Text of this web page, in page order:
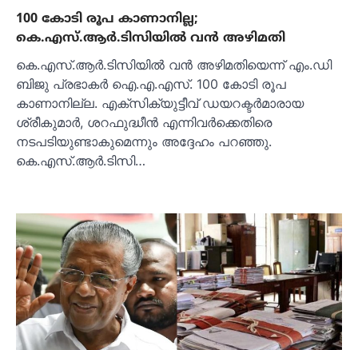
100 കോടി രൂപ കാണാനില്ല;
കെ.എസ്.ആർ.ടിസിയിൽ വൻ അഴിമതി
കെ.എസ്.ആർ.ടിസിയിൽ വൻ അഴിമതിയെന്ന് എം.ഡി
ബിജു പ്രഭാകർ ഐ.എ.എസ്. 100 കോടി രൂപ
കാണാനില്ല. എക്സിക്യുട്ടീവ് ഡയറക്ടർമാരായ
ശ്രീകുമാർ, ശറഫുദ്ധീൻ എന്നിവർക്കെതിരെ
നടപടിയുണ്ടാകുമെന്നും അദ്ദേഹം പറഞ്ഞു.
കെ.എസ്.ആർ.ടിസി…